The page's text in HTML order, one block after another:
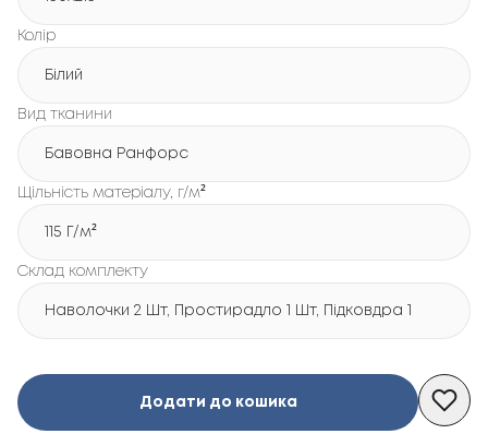
Колір
Білий
Вид тканини
Бавовна Ранфорс
Щільність матеріалу, г/м²
115 Г/м²
Склад комплекту
Наволочки 2 Шт, Простирадло 1 Шт, Підковдра 1 Шт
Додати до кошика